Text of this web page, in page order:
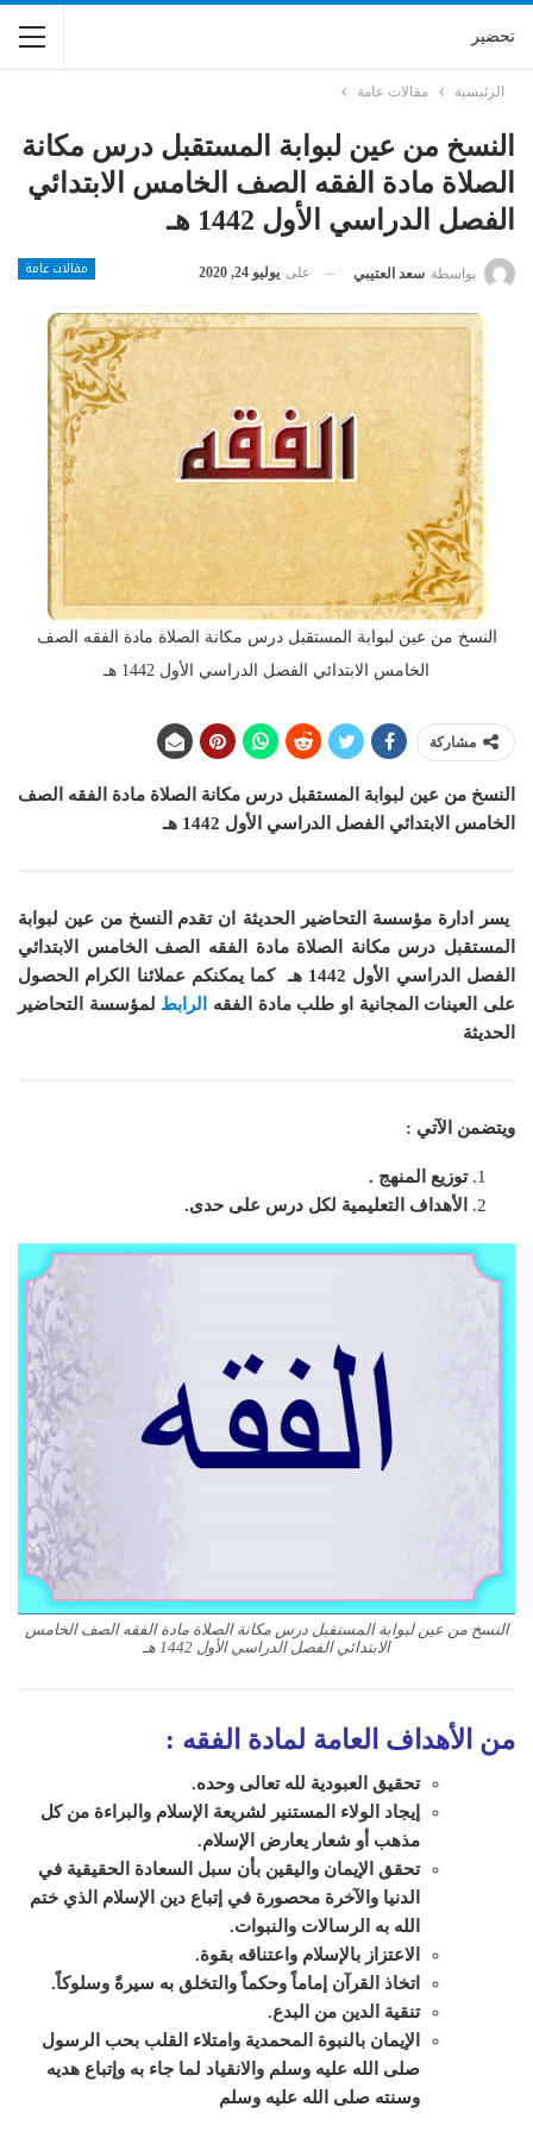
تحضير
الرئيسية مقالات عامة
النسخ من عين لبوابة المستقبل درس مكانة
الصلاة مادة الفقه الصف الخامس الابتدائي
الفصل الدراسي الأول 1442 هـ
مقالات عامة بواسطة سعد العتيبي على يوليو 24, 2020
النسخ من عين لبوابة المستقبل درس مكانة الصلاة مادة الفقه الصف
الخامس الابتدائي الفصل الدراسي الأول 1442 هـ
مشاركة
النسخ من عين لبوابة المستقبل درس مكانة الصلاة مادة الفقه
الصف
الخامس الابتدائي الفصل الدراسي الأول 1442 هـ
يسر ادارة مؤسسة التحاضير الحديثة ان تقدم النسخ من عين لبوابة
المستقبل درس مكانة الصلاة مادة الفقه الصف الخامس الابتدائي
الفصل الدراسي الأول 1442 هـ
كما يمكنكم عملائنا الكرام الحصول
على العينات المجانية او طلب مادة
الفقه الرابط لمؤسسة التحاضير
الحديثة
ويتضمن الآتي :
توزيع المنهج .
الأهداف التعليمية لكل درس على حدى.
النسخ من عين لبوابة المستقبل درس مكانة الصلاة مادة الفقه الصف الخامس
الابتدائي الفصل الدراسي الأول 1442 هـ
من الأهداف العامة لمادة الفقه :
تحقيق العبودية لله تعالى وحده.
إيجاد الولاء المستنير لشريعة الإسلام والبراءة من كل
مذهب أو شعار يعارض الإسلام.
تحقق الإيمان واليقين بأن سبل السعادة الحقيقية في
الدنيا والآخرة محصورة في إتباع دين الإسلام الذي ختم
الله به الرسالات والنبوات.
الاعتزاز بالإسلام واعتناقه بقوة.
اتخاذ القرآن إماماً وحكماً والتخلق به سيرةً وسلوكاً.
تنقية الدين من البدع.
الإيمان بالنبوة المحمدية وامتلاء القلب بحب الرسول
صلى الله عليه وسلم والانقياد لما جاء به وإتباع هديه
وسنته صلى الله عليه وسلم